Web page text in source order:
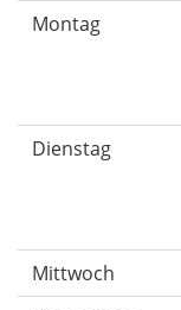
Montag
Dienstag
Mittwoch